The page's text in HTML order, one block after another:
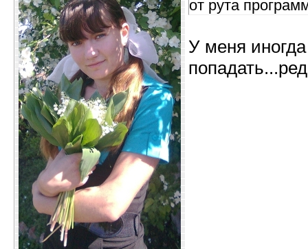
от рута
У меня